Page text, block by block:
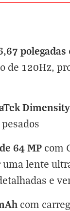
polegadas
de 120Hz,
64 MP com
lente
e
com